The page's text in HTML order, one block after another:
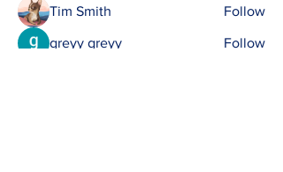
Tim Smith Follow
greyy greyy Follow